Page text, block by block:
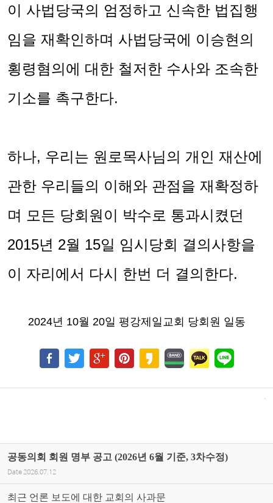
이 사법당국의 엄정하고 신속한 법집행
임을 재확인하며 사법당국에 이승현의
횡령혐의에 대한 철저한 수사와 조속한
기소를 촉구한다.
하나, 우리는 원로목사님의 개인 재산에
관한 우리들의 이해와 관점을 재확정하
며 모든 당회원이 박수로 통과시켰던
2015년 2월 15일 임시당회 결의사항을
이 자리에서 다시 한번 더 결의한다.
2024년 10월 20일 평강제일교회 당회원 일동
공동의회 회원 명부 공고 (2026년 6월 기준, 3차수정)
Date 2026.07.12
최근 언론 보도에 대한 교회의 사과문